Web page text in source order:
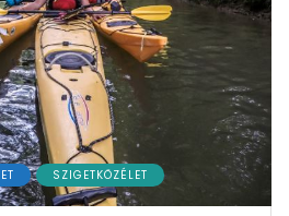
SZIGETKÖZÉLET